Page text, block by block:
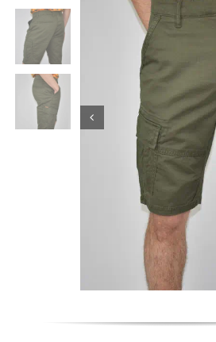
Κορίτσι
Εσώρουχα
Είδη Παρέλασης